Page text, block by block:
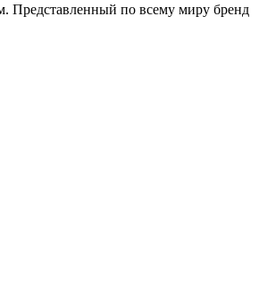
Представленный по всему миру бренд